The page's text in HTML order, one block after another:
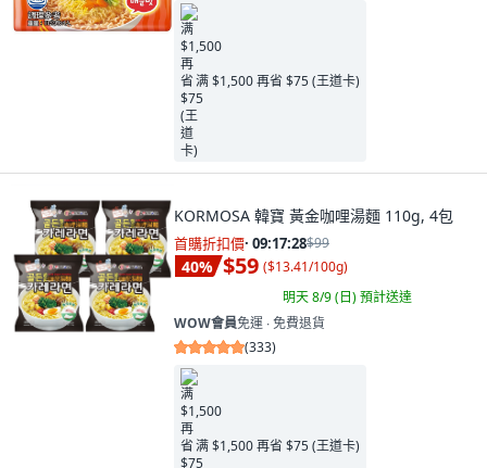
满 $1,500 再省 $75 (王道卡)
KORMOSA 韓寶 黃金咖哩湯麵 110g, 4包
首購折扣價· 09:17:26$99
40% $59 ($13.41/100g)
明天 8/9 (日)預計送達
WOW會員免運 ∙ 免費退貨
(333)
满 $1,500 再省 $75 (王道卡)